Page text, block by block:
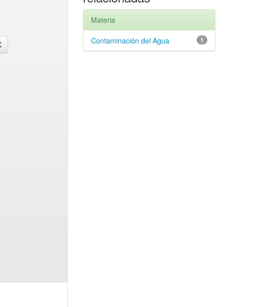
Materia
1
Contaminación del Agua